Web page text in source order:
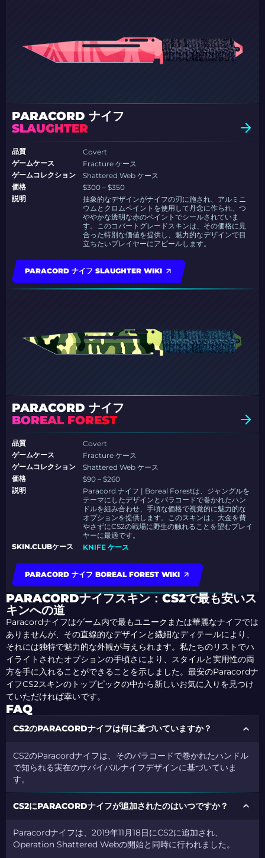
PARACORD ナイフ
SLAUGHTER
品質
Covert
ゲームケース
Fracture ケース
ゲームコレクション
Shattered Web ケース
価格
$300 – $350
説明
抽象的なデザインがナイフの刃に施され、アルミニ
ウムとクロムペイントを使用して丹念に作られ、つ
ややかな透明な赤のペイントでシールされていま
す。このコバートグレードスキンは、その価格に見
合った特別な価値を提供し、魅力的なデザインで目
立ちたいプレイヤーにアピールします。
PARACORD ナイフ SLAUGHTER WIKI
PARACORD ナイフ
BOREAL FOREST
品質
Covert
ゲームケース
Fracture ケース
ゲームコレクション
Shattered Web ケース
価格
$90 – $260
説明
Paracord ナイフ | Boreal Forestは、ジャングルを
テーマにしたデザインとパラコードで巻かれたハン
ドルを組み合わせ、手頃な価格で視覚的に魅力的な
オプションを提供します。このスキンは、大金を費
やさずにCS2の戦場に野生の触れることを望むプレイ
ヤーに最適です。
SKIN.CLUBケース
KNIFE ケース
PARACORD ナイフ BOREAL FOREST WIKI
PARACORDナイフスキン：CS2で最も安いス
キンへの道
Paracordナイフはゲーム内で最もユニークまたは華麗なナイフでは
ありませんが、その直線的なデザインと繊細なディテールにより、
それには独特で魅力的な外観が与えられます。私たちのリストでハ
イライトされたオプションの手頃さにより、スタイルと実用性の両
方を手に入れることができることを示しました。最安のParacordナ
イフCS2スキンのトップピックの中から新しいお気に入りを見つけ
ていただければ幸いです。
FAQ
CS2のPARACORDナイフは何に基づいていますか？
CS2のParacordナイフは、そのパラコードで巻かれたハンドル
で知られる実在のサバイバルナイフデザインに基づいていま
す。
CS2にPARACORDナイフが追加されたのはいつですか？
Paracordナイフは、2019年11月18日にCS2に追加され、
Operation Shattered Webの開始と同時に行われました。